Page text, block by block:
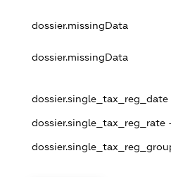
dossier.missingData
dossier.missingData
dossier.single_tax_reg_date -
dossier.single_tax_reg_rate